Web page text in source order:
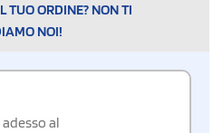
TUO ORDINE? NON TI
NOI!
al